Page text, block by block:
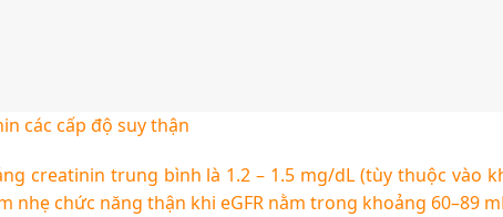
các cấp độ suy thận
creatinin trung bình là 1.2 – 1.5 mg/dL (tùy thuộc vào
nhẹ chức năng thận khi eGFR nằm trong khoảng 60–89